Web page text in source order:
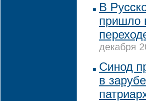
В
пришло
декабря
Синод
в